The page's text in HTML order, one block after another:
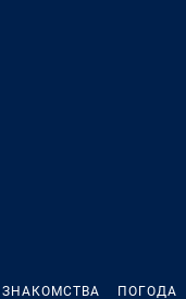
ЗНАКОМСТВА ПОГОДА